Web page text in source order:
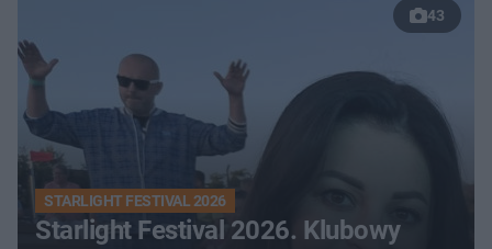
43
STARLIGHT FESTIVAL 2026
Starlight Festival 2026. Klubowy